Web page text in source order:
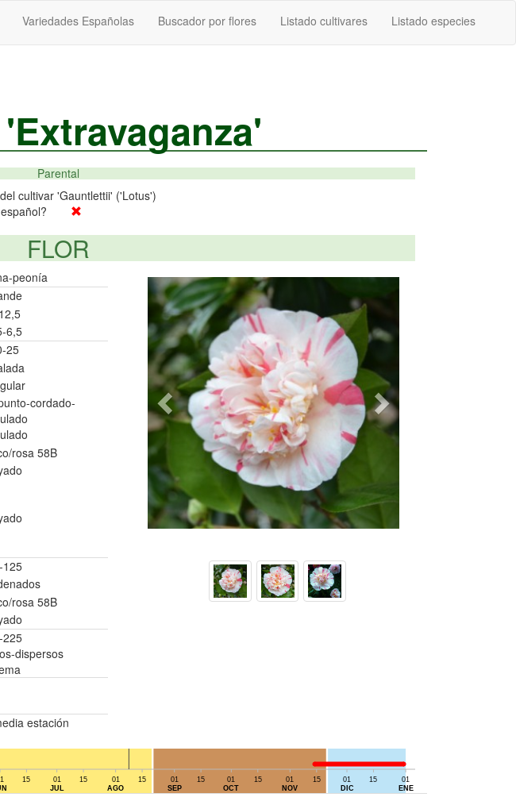
Listado especies
Listado cultivares
Buscador por flores
Variedades Españolas
'Extravaganza'
Parental
cultivar 'Gauntlettii' ('Lotus')
FLOR
peonía
6,5
25
cordado-
rosa 58B
125
rosa 58B
225
dispersos
estación
15
01
JUL
15
01
AGO
15
01
SEP
15
01
OCT
15
01
NOV
15
01
DIC
15
01
ENE